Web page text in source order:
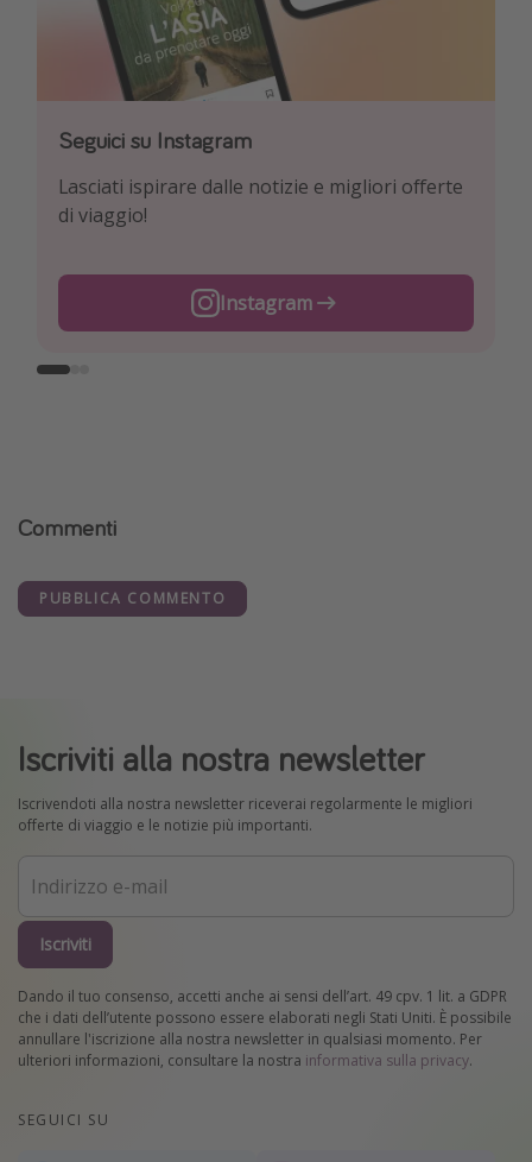
Seguici su Instagram
Lasciati ispirare dalle notizie e migliori offerte
di viaggio!
Instagram
Seguici su Facebook
Esplora le nostre offerte giornaliere di viaggi e
voli a prezzi da Pirata!
Facebook
Seguici su TikTok!
Per conoscere le offerte più interessanti e i
migliori trucchi per viaggiare!
TikTok
Commenti
PUBBLICA COMMENTO
Iscriviti alla nostra newsletter
Iscrivendoti alla nostra newsletter riceverai regolarmente le migliori
offerte di viaggio e le notizie più importanti.
Iscriviti
Dando il tuo consenso, accetti anche ai sensi dell’art. 49 cpv. 1 lit. a GDPR
che i dati dell’utente possono essere elaborati negli Stati Uniti. È possibile
annullare l'iscrizione alla nostra newsletter in qualsiasi momento. Per
ulteriori informazioni, consultare la nostra informativa sulla privacy.
SEGUICI SU